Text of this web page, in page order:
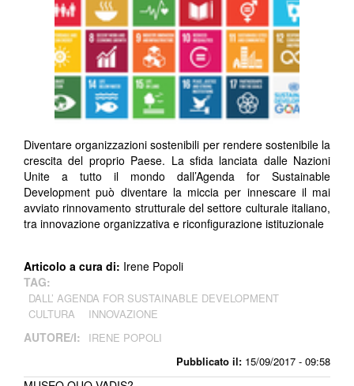
Pubblicato il: 15/09/2017 - 09:58
Diventare organizzazioni sostenibili per rendere sostenibile la
crescita del proprio Paese. La sfida lanciata dalle Nazioni
Unite a tutto il mondo dall’Agenda for Sustainable
Development può diventare la miccia per innescare il mai
avviato rinnovamento strutturale del settore culturale italiano,
tra innovazione organizzativa e riconfigurazione istituzionale
Articolo a cura di: Irene Popoli
TAG:
DALL’ AGENDA FOR SUSTAINABLE DEVELOPMENT
CULTURA
INNOVAZIONE
AUTORE/I: IRENE POPOLI